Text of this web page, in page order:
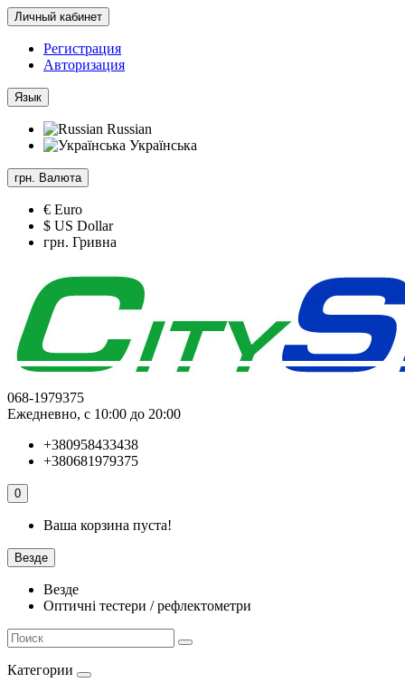
Личный кабинет
Регистрация
Авторизация
Язык
Russian
Українська
грн. Валюта
€ Euro
$ US Dollar
грн. Гривна
068-1979375
Ежедневно, с 10:00 до 20:00
+380958433438
+380681979375
0
Ваша корзина пуста!
Везде
Везде
Оптичні тестери / рефлектометри
Категории